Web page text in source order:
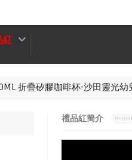
紅
疊矽膠咖啡杯-沙田靈光幼兒學校
禮品紅簡介